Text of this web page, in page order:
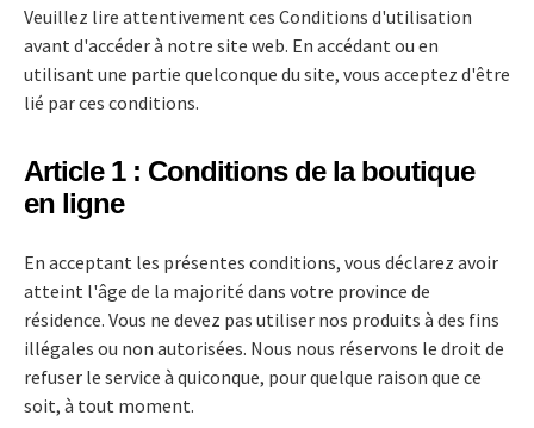
Veuillez lire attentivement ces Conditions d'utilisation
avant d'accéder à notre site web. En accédant ou en
utilisant une partie quelconque du site, vous acceptez d'être
lié par ces conditions.
Article 1 : Conditions de la boutique
en ligne
En acceptant les présentes conditions, vous déclarez avoir
atteint l'âge de la majorité dans votre province de
résidence. Vous ne devez pas utiliser nos produits à des fins
illégales ou non autorisées. Nous nous réservons le droit de
refuser le service à quiconque, pour quelque raison que ce
soit, à tout moment.